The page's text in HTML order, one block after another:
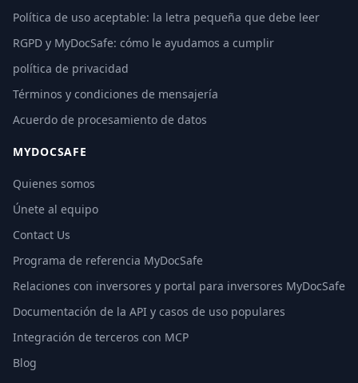
Política de uso aceptable: la letra pequeña que debe leer
RGPD y MyDocSafe: cómo le ayudamos a cumplir
política de privacidad
Términos y condiciones de mensajería
Acuerdo de procesamiento de datos
MYDOCSAFE
Quienes somos
Únete al equipo
Contact Us
Programa de referencia MyDocSafe
Relaciones con inversores y portal para inversores MyDocSafe
Documentación de la API y casos de uso populares
Integración de terceros con MCP
Blog